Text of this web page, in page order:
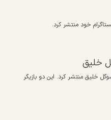
خود منتشر کرد.
خلیق
خلیق منتشر کرد. این دو بازیگر